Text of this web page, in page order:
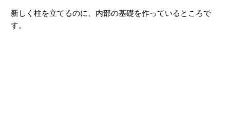
新しく柱を立てるのに、内部の基礎を作っているところで
す。